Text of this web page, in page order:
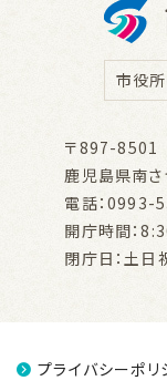
市役
〒897-8501
鹿児島県南
電話：0993-
開庁時間：
閉庁日：土日
プライバシーポリ